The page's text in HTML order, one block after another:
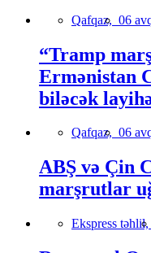
Qafqaz, 06
“Tramp
Ermənistan
biləcək
Qafqaz, 06
ABŞ və Çin
marşrutlar
Ekspress təhlil,